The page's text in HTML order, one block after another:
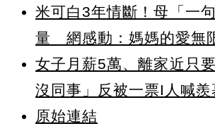
米可白3年情斷！母「一
量 網感動：媽媽的愛無
女子月薪5萬、離家近只
沒同事」反被一票I人喊羨
原始連結